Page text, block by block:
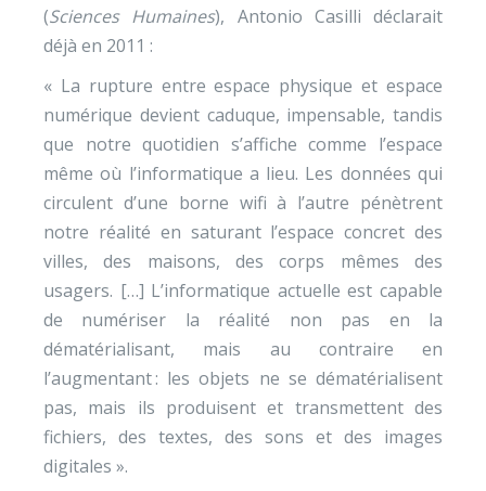
(Sciences Humaines), Antonio Casilli déclarait
déjà en 2011 :
« La rupture entre espace physique et espace
numérique devient caduque, impensable, tandis
que notre quotidien s’affiche comme l’espace
même où l’informatique a lieu. Les données qui
circulent d’une borne wifi à l’autre pénètrent
notre réalité en saturant l’espace concret des
villes, des maisons, des corps mêmes des
usagers. […] L’informatique actuelle est capable
de numériser la réalité non pas en la
dématérialisant, mais au contraire en
l’augmentant : les objets ne se dématérialisent
pas, mais ils produisent et transmettent des
fichiers, des textes, des sons et des images
digitales ».